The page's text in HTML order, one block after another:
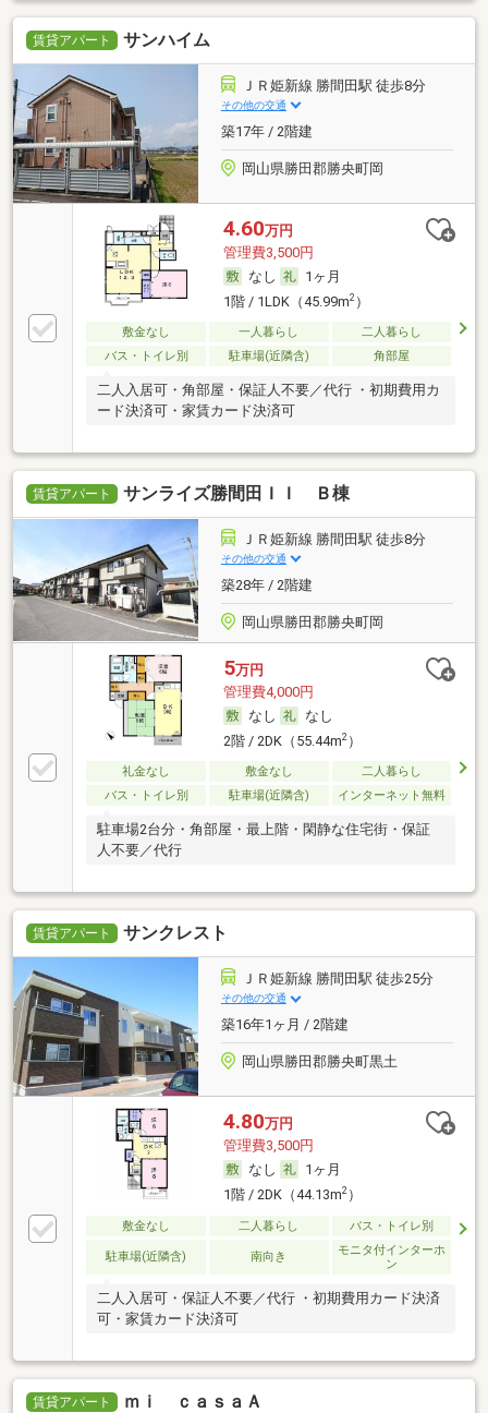
賃貸アパート サンハイム
ＪＲ姫新線 勝間田駅 徒歩8分
その他の交通
築17年 / 2階建
岡山県勝田郡勝央町岡
4.60万円
管理費3,500円
なし
1ヶ月
1階 / 1LDK（45.99m2）
敷金なし 一人暮らし
二人暮らし
バス・トイレ別
駐車場(近隣含) 角部屋
二人入居可・角部屋・保証人不要／代行 ・初期費用カ
ード決済可・家賃カード決済可
賃貸アパート サンライズ勝間田ＩＩ Ｂ棟
ＪＲ姫新線 勝間田駅 徒歩8分
その他の交通
築28年 / 2階建
岡山県勝田郡勝央町岡
5万円
管理費4,000円
なし
なし
2階 / 2DK（55.44m2）
礼金なし 敷金なし
二人暮らし
バス・トイレ別
駐車場(近隣含) インターネット無料
駐車場2台分・角部屋・最上階・閑静な住宅街・保証
人不要／代行
賃貸アパート サンクレスト
ＪＲ姫新線 勝間田駅 徒歩25分
その他の交通
築16年1ヶ月 / 2階建
岡山県勝田郡勝央町黒土
4.80万円
管理費3,500円
なし
1ヶ月
1階 / 2DK（44.13m2）
敷金なし 二人暮らし バス・トイレ別
駐車場(近隣含) 南向き
モニタ付インターホ
ン
二人入居可・保証人不要／代行 ・初期費用カード決済
可・家賃カード決済可
賃貸アパート ｍｉ ｃａｓａＡ